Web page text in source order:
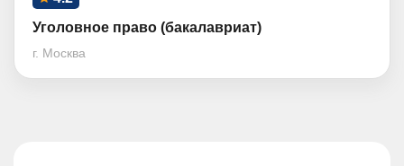
Уголовное право (бакалавриат)
г. Москва